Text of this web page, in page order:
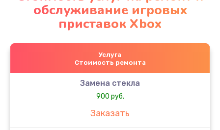
обслуживание игровых
приставок Xbox
Услуга
Стоимость ремонта
Замена стекла
900 руб.
Заказать